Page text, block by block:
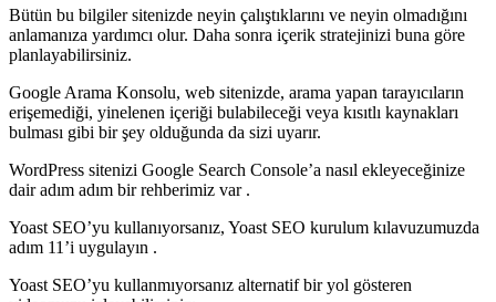
Bütün bu bilgiler sitenizde neyin çalıştıklarını ve neyin olmadığını
anlamanıza yardımcı olur. Daha sonra içerik stratejinizi buna göre
planlayabilirsiniz.
Google Arama Konsolu, web sitenizde, arama yapan tarayıcıların
erişemediği, yinelenen içeriği bulabileceği veya kısıtlı kaynakları
bulması gibi bir şey olduğunda da sizi uyarır.
WordPress sitenizi Google Search Console’a nasıl ekleyeceğinize
dair adım adım bir rehberimiz var .
Yoast SEO’yu kullanıyorsanız, Yoast SEO kurulum kılavuzumuzda
adım 11’i uygulayın .
Yoast SEO’yu kullanmıyorsanız alternatif bir yol gösteren